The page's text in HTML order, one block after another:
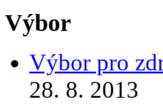
Výbor
Výbor pro
28. 8. 2013